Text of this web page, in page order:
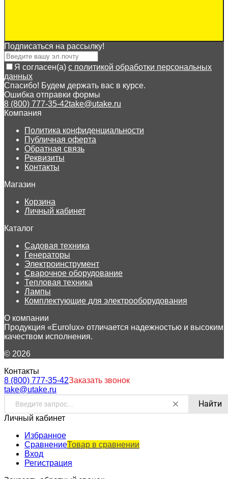
Подписаться на рассылкy!
Я согласен(a) с политикой обработки персональных
данных
Спасибо! Будем держать вас в курсе.
Ошибка отправки формы
8 (800) 777-35-42take@utake.ru
Компания
Политика конфиденциальности
Публичная оферта
Обратная связь
Реквизиты
Контакты
Магазин
Корзина
Личный кабинет
Каталог
Садовая техника
Генераторы
Электроинструмент
Сварочное оборудование
Тепловая техника
Лампы
Комплектующие для электрооборудования
О компании
Продукция «Eurolux» отличается надежностью и высоким
качеством исполнения.
© 2026
Контакты
8 (800) 777-35-42Заказать звонок
take@utake.ru
Найти
Личный кабинет
Избранное
СравнениеТовар в сравнении
Вход
Регистрация